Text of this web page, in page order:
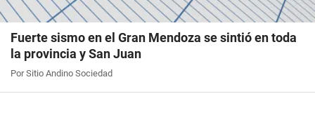
Fuerte sismo en el Gran Mendoza se sintió en toda
la provincia y San Juan
Por Sitio Andino Sociedad